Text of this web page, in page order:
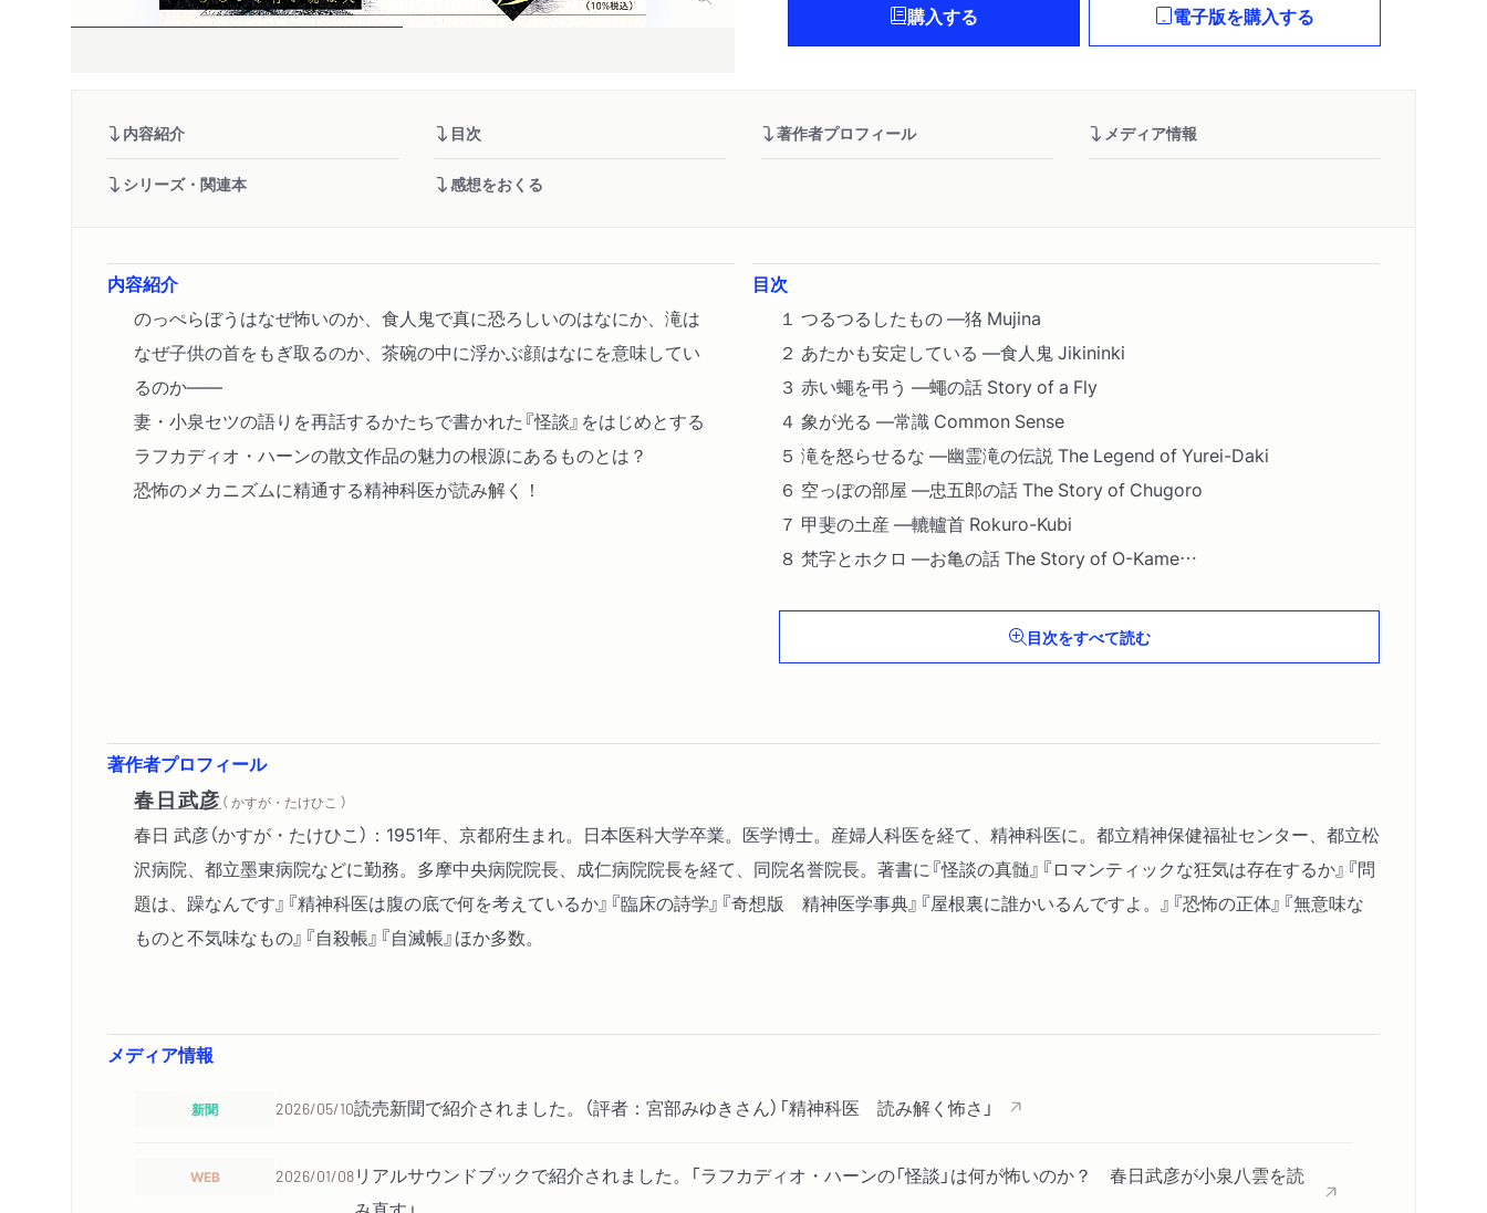
購入する 電子版を購入する
内容紹介 目次 著作者プロフィール メディア情報
シリーズ・関連本 感想をおくる
内容紹介
のっぺらぼうはなぜ怖いのか、食人鬼で真に恐ろしいのはなにか、滝は
なぜ子供の首をもぎ取るのか、茶碗の中に浮かぶ顔はなにを意味してい
るのか――
妻・小泉セツの語りを再話するかたちで書かれた『怪談』をはじめとする
ラフカディオ・ハーンの散文作品の魅力の根源にあるものとは？
恐怖のメカニズムに精通する精神科医が読み解く！
目次
１ つるつるしたもの ―狢 Mujina
２ あたかも安定している ―食人鬼 Jikininki
３ 赤い蠅を弔う ―蠅の話 Story of a Fly
４ 象が光る ―常識 Common Sense
５ 滝を怒らせるな ―幽霊滝の伝説 The Legend of Yurei-Daki
６ 空っぽの部屋 ―忠五郎の話 The Story of Chugoro
７ 甲斐の土産 ―轆轤首 Rokuro-Kubi
８ 梵字とホクロ ―お亀の話 The Story of O-Kame
10 なぞらえる人 ―鏡と鐘と Of a Mirror and a Bell
11 掌に文字を書く ―お貞の話 The Story of O-Tei
16 死んだのは誰か ―青柳の話 The Story of Aoyagi
補遺・雑稿
目次をすべて読む
著作者プロフィール
春日武彦 （ かすが・たけひこ ）
春日 武彦（かすが・たけひこ）：1951年、京都府生まれ。日本医科大学卒業。医学博士。産婦人科医を経て、精神科医に。都立精神保健福祉センター、都立松
沢病院、都立墨東病院などに勤務。多摩中央病院院長、成仁病院院長を経て、同院名誉院長。著書に『怪談の真髄』『ロマンティックな狂気は存在するか』『問
題は、躁なんです』『精神科医は腹の底で何を考えているか』『臨床の詩学』『奇想版 精神医学事典』『屋根裏に誰かいるんですよ。』『恐怖の正体』『無意味な
ものと不気味なもの』『自殺帳』『自滅帳』ほか多数。
メディア情報
新聞 2026/05/10読売新聞で紹介されました。（評者：宮部みゆきさん）「精神科医 読み解く怖さ」
WEB 2026/01/08リアルサウンドブックで紹介されました。「ラフカディオ・ハーンの「怪談」は何が怖いのか？ 春日武彦が小泉八雲を読